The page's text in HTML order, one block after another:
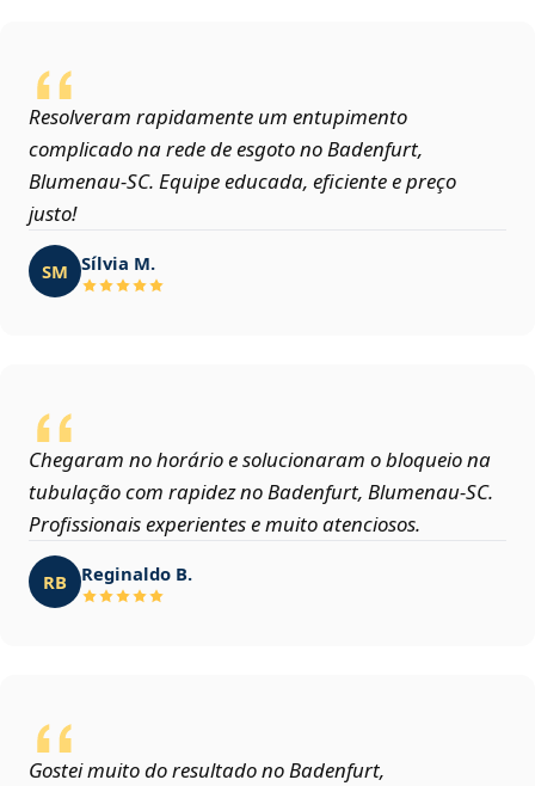
Resolveram rapidamente um entupimento
complicado na rede de esgoto no Badenfurt,
Blumenau‑SC. Equipe educada, eficiente e preço
justo!
SM Sílvia M.
Chegaram no horário e solucionaram o bloqueio na
tubulação com rapidez no Badenfurt, Blumenau‑SC.
Profissionais experientes e muito atenciosos.
RB Reginaldo B.
Gostei muito do resultado no Badenfurt,